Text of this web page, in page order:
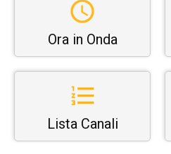
Ora in Onda
Lista Canali